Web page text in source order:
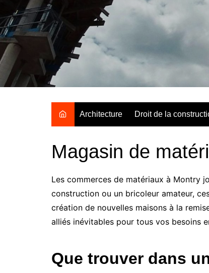
au
contenu
Architecture Droit de la
Magasin de
Les commerces de matériaux à Montry
construction ou un bricoleur amateur,
création de nouvelles maisons à la
alliés inévitables pour tous vos besoins
Que trouver dans